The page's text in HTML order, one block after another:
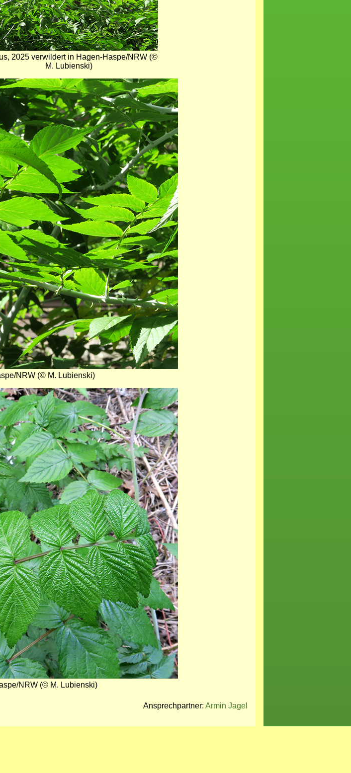
2025 verwildert in Hagen-Haspe/NRW (©
M. Lubienski)
NRW (© M. Lubienski)
NRW (© M. Lubienski)
Ansprechpartner: Armin Jagel